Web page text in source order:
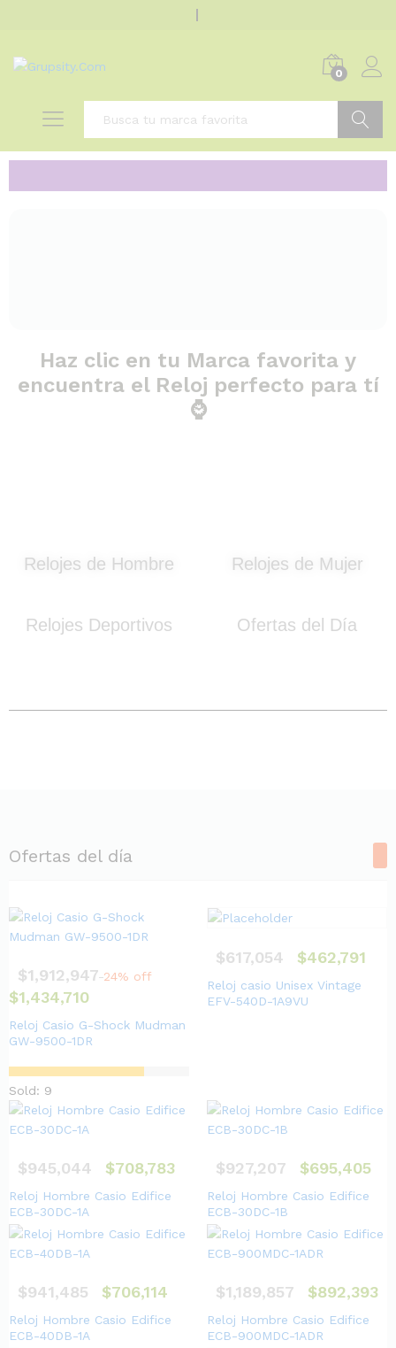
0
Haz clic en tu Marca favorita y
encuentra el Reloj perfecto para tí
⌚
Relojes de Hombre Relojes de Mujer
Relojes Deportivos Ofertas del Día
Ofertas del día
$1,912,947 24% off
$1,434,710
Reloj Casio G-Shock Mudman
GW-9500-1DR
Sold: 9
$617,054 $462,791
Reloj casio Unisex Vintage
EFV-540D-1A9VU
$945,044 $708,783
Reloj Hombre Casio Edifice
ECB-30DC-1A
$927,207 $695,405
Reloj Hombre Casio Edifice
ECB-30DC-1B
$941,485 $706,114
Reloj Hombre Casio Edifice
ECB-40DB-1A
$1,189,857 $892,393
Reloj Hombre Casio Edifice
ECB-900MDC-1ADR